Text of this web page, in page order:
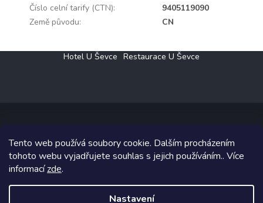
Tento web používá soubory cookie. Dalším procházením
tohoto webu vyjadřujete souhlas s jejich používáním.. Více
informacízde.
Nastavení
Číslo celní tarify (CTN):
9405119090
Země původu: CN
Hotel U Ševce Restaurace U Ševce
Copyright 2026Elektro Klesný s.r.o.. Všechna práva vyhrazena.
Grafický návrh vytvořil a na Shoptet implementoval
Shoptetak.cz.